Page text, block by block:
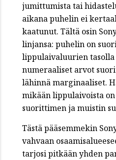
jumittumista tai
aikana puhelin ei
kaatunut. Tältä osin
linjansa: puhelin on
lippulaivaluurien
numeraaliset arvot
lähinnä marginaaliset.
mikään lippulaivoista
suorittimen ja muistin
Tästä pääsemmekin
vahvaan
tarjosi pitkään yhden